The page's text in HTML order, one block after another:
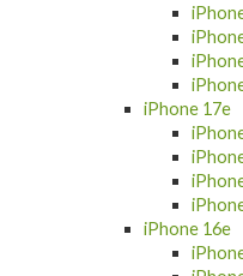
iPhone 17e
iPhone 16e